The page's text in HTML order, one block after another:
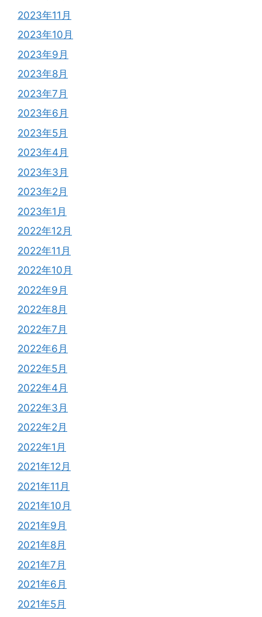
2023年11月
2023年10月
2023年9月
2023年8月
2023年7月
2023年6月
2023年5月
2023年4月
2023年3月
2023年2月
2023年1月
2022年12月
2022年11月
2022年10月
2022年9月
2022年8月
2022年7月
2022年6月
2022年5月
2022年4月
2022年3月
2022年2月
2022年1月
2021年12月
2021年11月
2021年10月
2021年9月
2021年8月
2021年7月
2021年6月
2021年5月